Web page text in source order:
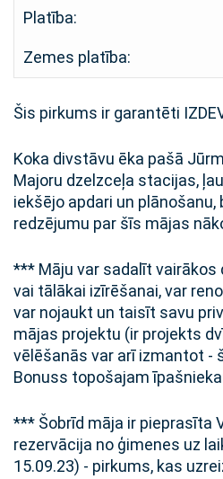
Platība:
Zemes platība:
Šis pirkums ir garantēti
Koka divstāvu ēka pašā
Majoru dzelzceļa stacijas,
iekšējo apdari un
redzējumu par šīs mājas
*** Māju var sadalīt vairākos
vai tālākai izīrēšanai, var
var nojaukt un taisīt savu
mājas projektu (ir projekts
vēlēšanās var arī izmantot -
Bonuss topošajam
*** Šobrīd māja ir pieprasīta
rezervācija no ģimenes uz
15.09.23) - pirkums, kas